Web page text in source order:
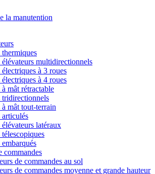
élévateurs multidirectionnels
à 3 roues
à 4 roues
mât rétractable
tridirectionnels
mât tout-terrain
latéraux
commandes
de commandes au sol
de commandes moyenne et grande hauteur